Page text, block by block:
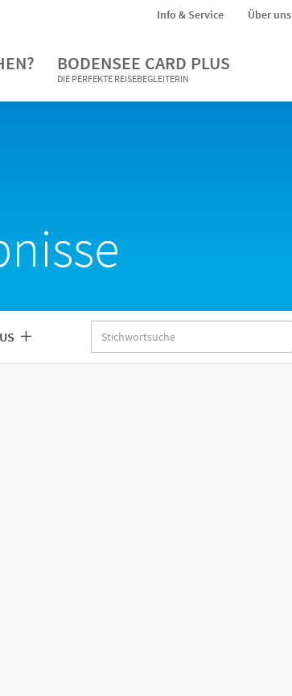
Info & Service Über uns
BODENSEE CARD PLUS
DIE PERFEKTE REISEBEGLEITERIN